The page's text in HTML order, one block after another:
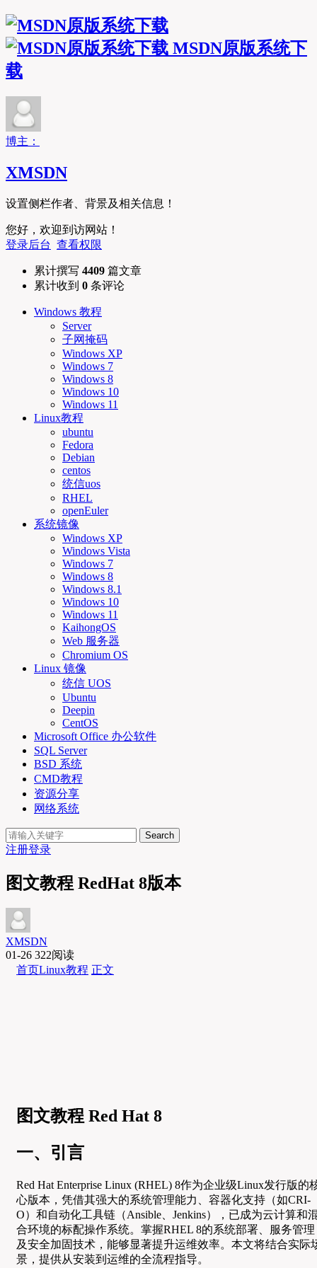
MSDN原版系统下
载
博主：
XMSDN
设置侧栏作者、背景及相关信息！
您好，欢迎到访网站！
登录后台 查看权限
累计撰写 4409 篇文章
累计收到 0 条评论
Windows 教程
Server
子网掩码
Windows XP
Windows 7
Windows 8
Windows 10
Windows 11
Linux教程
ubuntu
Fedora
Debian
centos
统信uos
RHEL
openEuler
系统镜像
Windows XP
Windows Vista
Windows 7
Windows 8
Windows 8.1
Windows 10
Windows 11
KaihongOS
Web 服务器
Chromium OS
Linux 镜像
统信 UOS
Ubuntu
Deepin
CentOS
Microsoft Office 办公软件
SQL Server
BSD 系统
CMD教程
资源分享
网络系统
Search
注册登录
图文教程 RedHat 8版本
XMSDN
01-26 322阅读
首页Linux教程 正文
图文教程 Red Hat 8
一、引言
Red Hat Enterprise Linux (RHEL) 8作为企业级Linux发行版的
心版本，凭借其强大的系统管理能力、容器化支持（如CRI-
O）和自动化工具链（Ansible、Jenkins），已成为云计算和
合环境的标配操作系统。掌握RHEL 8的系统部署、服务管理
及安全加固技术，能够显著提升运维效率。本文将结合实际
景，提供从安装到运维的全流程指导。